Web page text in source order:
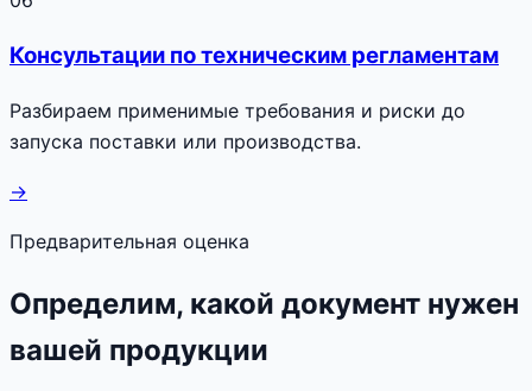
Консультации по техническим регламентам
Разбираем применимые требования и риски до
запуска поставки или производства.
→
Предварительная оценка
Определим, какой документ нужен
вашей продукции